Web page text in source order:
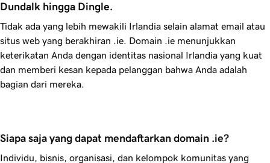
Dundalk hingga Dingle.
Tidak ada yang lebih mewakili Irlandia selain alamat email atau
situs web yang berakhiran .ie. Domain .ie menunjukkan
keterikatan Anda dengan identitas nasional Irlandia yang kuat
dan memberi kesan kepada pelanggan bahwa Anda adalah
bagian dari mereka.
Siapa saja yang dapat mendaftarkan domain .ie?
Individu, bisnis, organisasi, dan kelompok komunitas yang